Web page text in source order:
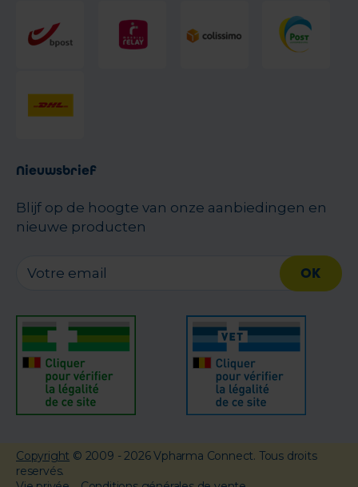
Nieuwsbrief
Blijf op de hoogte van onze aanbiedingen en
nieuwe producten
OK
Copyright © 2009 - 2026 Vpharma Connect. Tous droits
reservés.